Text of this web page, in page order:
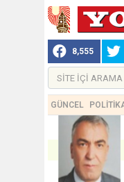
8,555
GÜNCEL